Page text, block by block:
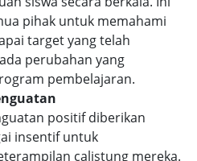
pihak untuk memahami
target yang telah
perubahan yang
pembelajaran.
positif diberikan
insentif untuk
calistung mereka.